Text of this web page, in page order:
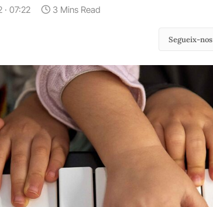
· 07:22 3 Mins Read
Segueix-nos